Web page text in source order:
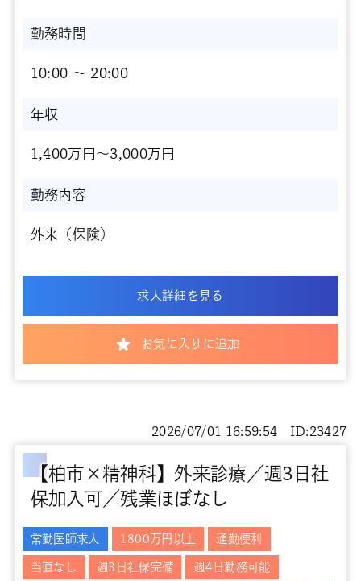
勤務時間
10:00 〜 20:00
年収
1,400万円～3,000万円
勤務内容
外来（保険）
求人詳細を見る
お気に入りに追加
【柏市×精神科】外来診療／週3日社
保加入可／残業ほぼなし
2026/07/01 16:59:54 ID:23427
常勤医師求人 1800万円以上 通勤便利
当直なし 週3日社保完備 週4日勤務可能